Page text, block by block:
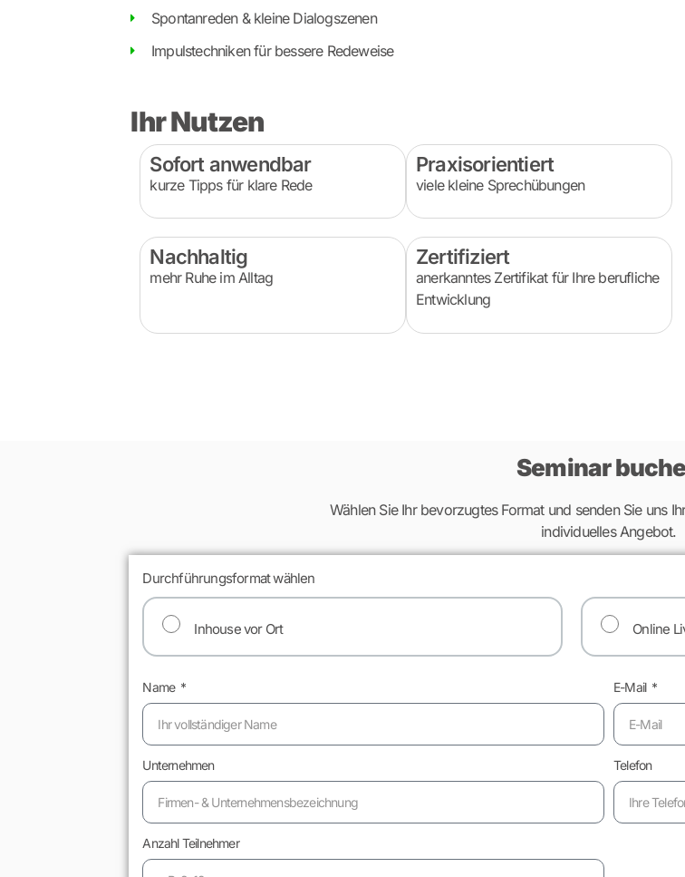
Spontanreden & kleine Dialogszenen
Impulstechniken für bessere Redeweise
Ihr Nutzen
Sofort anwendbar
kurze Tipps für klare Rede
Praxisorientiert
viele kleine Sprechübungen
Nachhaltig
mehr Ruhe im Alltag
Zertifiziert
anerkanntes Zertifikat für Ihre berufliche
Entwicklung
Seminar
Wählen Sie Ihr bevorzugtes Format und senden Sie uns
individuelles Angebot.
Durchführungsformat wählen
Inhouse vor Ort Online
Name E-Mail
Unternehmen Telefon
Anzahl Teilnehmer